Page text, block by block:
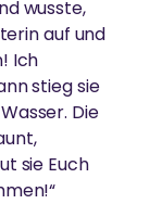
wusste,
auf und
Ich
stieg sie
Die
sie Euch